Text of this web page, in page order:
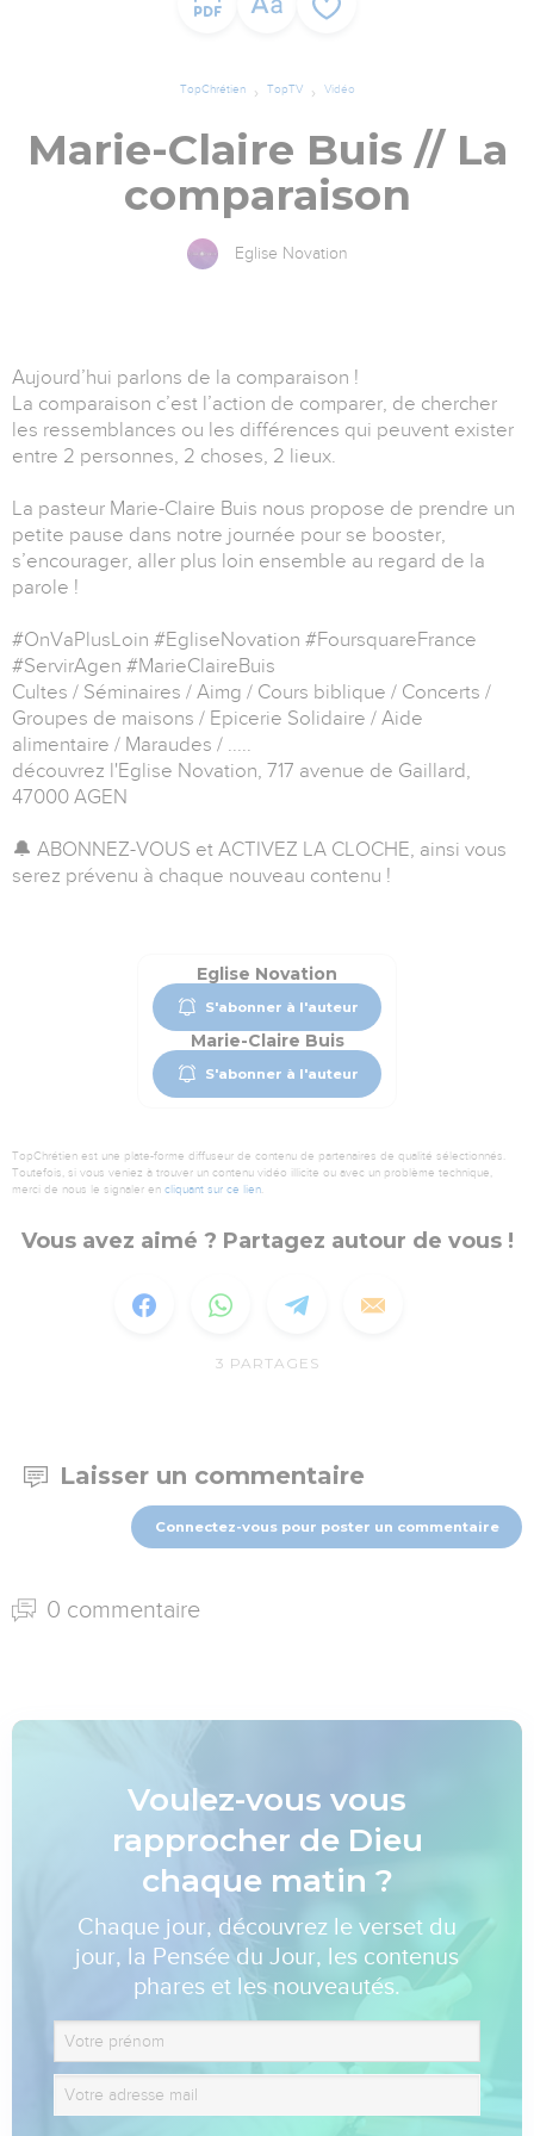
TopChrétien TopTV Vidéo
Marie-Claire Buis // La
comparaison
Eglise Novation
Aujourd’hui parlons de la comparaison !
La comparaison c’est l’action de comparer, de chercher
les ressemblances ou les différences qui peuvent exister
entre 2 personnes, 2 choses, 2 lieux.
La pasteur Marie-Claire Buis nous propose de prendre un
petite pause dans notre journée pour se booster,
s’encourager, aller plus loin ensemble au regard de la
parole !
#OnVaPlusLoin #EgliseNovation #FoursquareFrance
#ServirAgen #MarieClaireBuis
Cultes / Séminaires / Aimg / Cours biblique / Concerts /
Groupes de maisons / Epicerie Solidaire / Aide
alimentaire / Maraudes / .....
découvrez l'Eglise Novation, 717 avenue de Gaillard,
47000 AGEN
🔔 ABONNEZ-VOUS et ACTIVEZ LA CLOCHE, ainsi vous
serez prévenu à chaque nouveau contenu !
Eglise Novation
S'abonner à l'auteur
Marie-Claire Buis
S'abonner à l'auteur
TopChrétien est une plate-forme diffuseur de contenu de partenaires de qualité sélectionnés.
Toutefois, si vous veniez à trouver un contenu vidéo illicite ou avec un problème technique,
merci de nous le signaler en cliquant sur ce lien.
Vous avez aimé ? Partagez autour de vous !
3 PARTAGES
Laisser un commentaire
Connectez-vous pour poster un commentaire
0 commentaire
Voulez-vous vous
rapprocher de Dieu
chaque matin ?
Chaque jour, découvrez le verset du
jour, la Pensée du Jour, les contenus
phares et les nouveautés.